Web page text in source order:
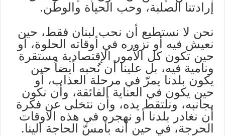
إرادتنا الصلبة، وحب الحياة والوطن.
نحن لا نستطيع أن نحب لبنان فقط، حين
نعيش فيه أو نزوره في أوقاته الحلوة، أو
حين تكون كل الأمور الإقتصادية مستقرة
ونامية فيه، بل علينا أن نُحبه أيضاً حين
يكون بلدنا يمرّ في مرحلة العذاب، أو
حين يكون في العناية الفائقة، وأن نكون
بجانبه، ونلتقط يده، وأن نتخلى عن فكرة
أن نغادر بلدنا أو نهجره في هذه الاوقات
الحرجة، في حين أنه بأمسّ الحاجة الينا.